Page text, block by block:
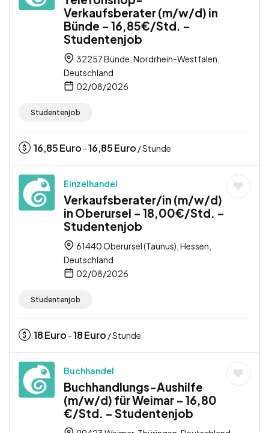
Verkaufsberater (m/w/d) in
Bünde – 16,85€/Std. –
Studentenjob
32257 Bünde, Nordrhein-Westfalen,
Deutschland
02/08/2026
Studentenjob
16,85Euro -16,85Euro / Stunde
Einzelhandel
Verkaufsberater/in (m/w/d)
in Oberursel – 18,00€/Std. –
Studentenjob
61440 Oberursel (Taunus), Hessen,
Deutschland
02/08/2026
Studentenjob
18Euro -18Euro / Stunde
Buchhandel
Buchhandlungs-Aushilfe
(m/w/d) für Weimar – 16,80
€/Std. – Studentenjob